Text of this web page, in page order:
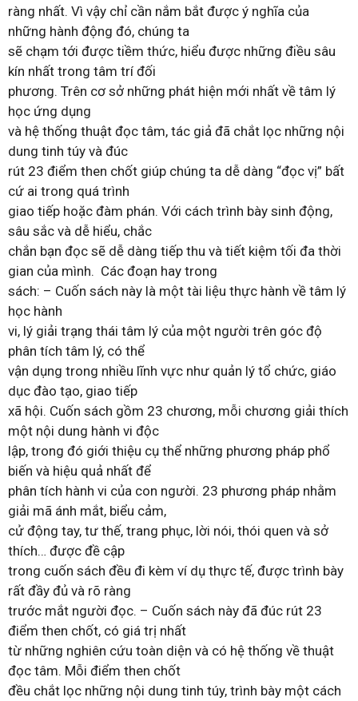
ràng nhất. Vì vậy chỉ cần nắm bắt được ý nghĩa của
những hành động đó, chúng ta
sẽ chạm tới được tiềm thức, hiểu được những điều sâu
kín nhất trong tâm trí đối
phương. Trên cơ sở những phát hiện mới nhất về tâm lý
học ứng dụng
và hệ thống thuật đọc tâm, tác giả đã chắt lọc những nội
dung tinh túy và đúc
rút 23 điểm then chốt giúp chúng ta dễ dàng “đọc vị” bất
cứ ai trong quá trình
giao tiếp hoặc đàm phán. Với cách trình bày sinh động,
sâu sắc và dễ hiểu, chắc
chắn bạn đọc sẽ dễ dàng tiếp thu và tiết kiệm tối đa thời
gian của mình. Các đoạn hay trong
sách: – Cuốn sách này là một tài liệu thực hành về tâm lý
học hành
vi, lý giải trạng thái tâm lý của một người trên góc độ
phân tích tâm lý, có thể
vận dụng trong nhiều lĩnh vực như quản lý tổ chức, giáo
dục đào tạo, giao tiếp
xã hội. Cuốn sách gồm 23 chương, mỗi chương giải thích
một nội dung hành vi độc
lập, trong đó giới thiệu cụ thể những phương pháp phổ
biến và hiệu quả nhất để
phân tích hành vi của con người. 23 phương pháp nhằm
giải mã ánh mắt, biểu cảm,
cử động tay, tư thế, trang phục, lời nói, thói quen và sở
thích… được đề cập
trong cuốn sách đều đi kèm ví dụ thực tế, được trình bày
rất đầy đủ và rõ ràng
trước mắt người đọc. – Cuốn sách này đã đúc rút 23
điểm then chốt, có giá trị nhất
từ những nghiên cứu toàn diện và có hệ thống về thuật
đọc tâm. Mỗi điểm then chốt
đều chắt lọc những nội dung tinh túy, trình bày một cách